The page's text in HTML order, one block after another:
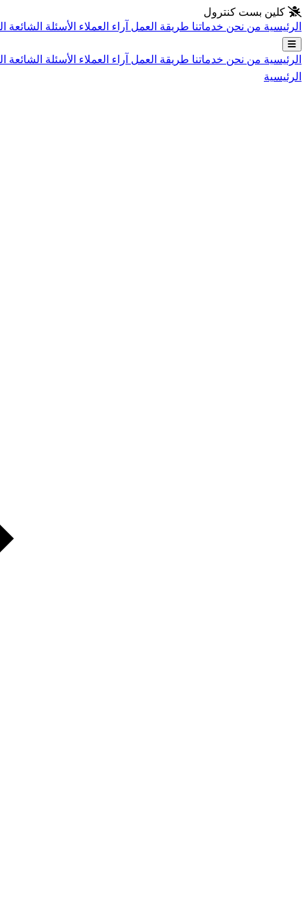
انتقل إلى المحتوى الرئيسي
كلين بست كنترول
الرئيسية من نحن خدماتنا طريقة العمل آراء العملاء الأسئلة الشائعة
الرئيسية من نحن خدماتنا طريقة العمل آراء العملاء الأسئلة الشائعة
الرئيسية